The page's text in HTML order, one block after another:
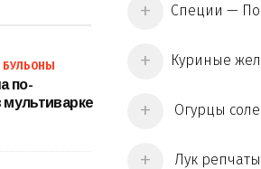
БУЛЬОНЫ
по-
Специи — По
Куриные
Огурцы
Лук